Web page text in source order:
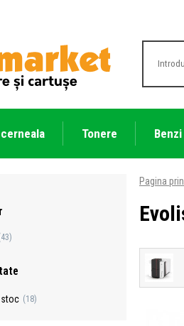
Tonere
stoc (18)
Pagina